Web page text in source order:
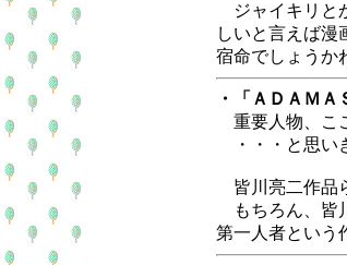
ジャイキリと
しいと言えば漫
宿命でしょうか
・「ＡＤＡＭＡ
重要人物、こ
・・・と思い
皆川亮二作品
もちろん、皆
第一人者という